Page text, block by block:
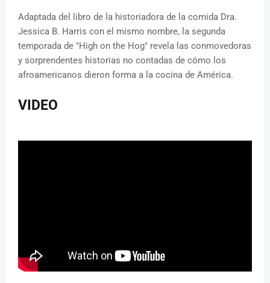
Adaptada del libro de la historiadora de la comida Dra.
Jessica B. Harris con el mismo nombre, la segunda
temporada de "High on the Hog" revela las conmovedoras
y sorprendentes historias no contadas de cómo los
afroamericanos dieron forma a la cocina de América.
VIDEO